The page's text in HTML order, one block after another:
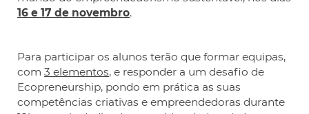
16 e 17 de novembro.
Para participar os alunos terão que formar equipas,
com 3 elementos, e responder a um desafio de
Ecopreneurship, pondo em prática as suas
competências criativas e empreendedoras durante